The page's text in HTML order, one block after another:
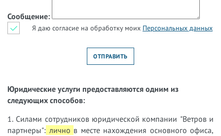
Сообщение:
Я даю согласие на обработку моих Персональных данных
Юридические услуги предоставляются одним из
следующих способов:
1. Силами сотрудников юридической компании "Ветров и
партнеры": лично в месте нахождения основного офиса,